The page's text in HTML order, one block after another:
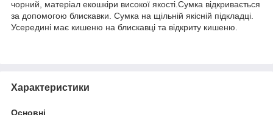
чорний, матеріал екошкіри високої якості.Сумка відкривається
за допомогою блискавки. Сумка на щільній якісній підкладці.
Усередині має кишеню на блискавці та відкриту кишеню.
Характеристики
Основні